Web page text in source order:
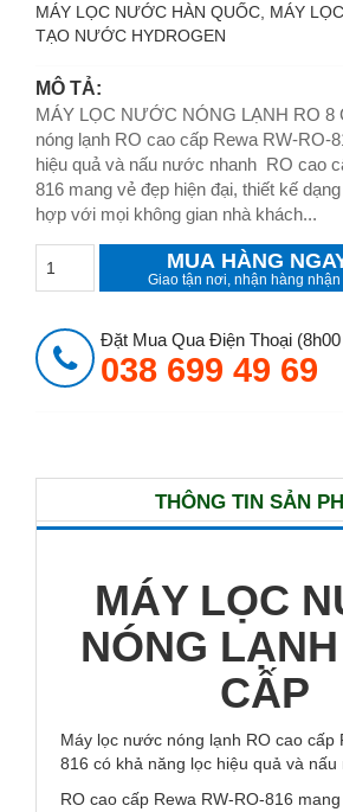
MÁY LỌC NƯỚC HÀN QUỐC, MÁY
TẠO NƯỚC HYDROGEN
MÔ TẢ:
MÁY LỌC NƯỚC NÓNG LẠNH RO 8
nóng lạnh RO cao cấp Rewa RW-RO-
hiệu quả và nấu nước nhanh RO cao
816 mang vẻ đẹp hiện đại, thiết kế
hợp với mọi không gian nhà khách...
MUA HÀNG
Giao tận nơi, nhận hàng nhận
Đặt Mua Qua Điện Thoại (8h00
038 699 49 69
THÔNG TIN SẢN
MÁY LỌC
NÓNG
CẤP
Máy lọc nước nóng lạnh RO cao cấp
816 có khả năng lọc hiệu quả và
RO cao cấp Rewa RW-RO-816